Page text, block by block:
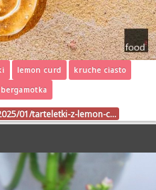
lemon curd
kruche ciasto
bergamotka
01/tarteletki-z-lemon-c…